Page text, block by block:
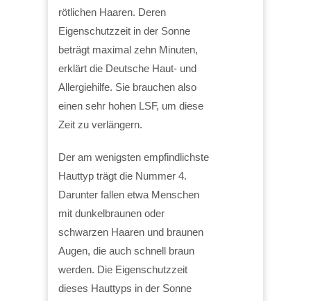
rötlichen Haaren. Deren
Eigenschutzzeit in der Sonne
beträgt maximal zehn Minuten,
erklärt die Deutsche Haut- und
Allergiehilfe. Sie brauchen also
einen sehr hohen LSF, um diese
Zeit zu verlängern.
Der am wenigsten empfindlichste
Hauttyp trägt die Nummer 4.
Darunter fallen etwa Menschen
mit dunkelbraunen oder
schwarzen Haaren und braunen
Augen, die auch schnell braun
werden. Die Eigenschutzzeit
dieses Hauttyps in der Sonne